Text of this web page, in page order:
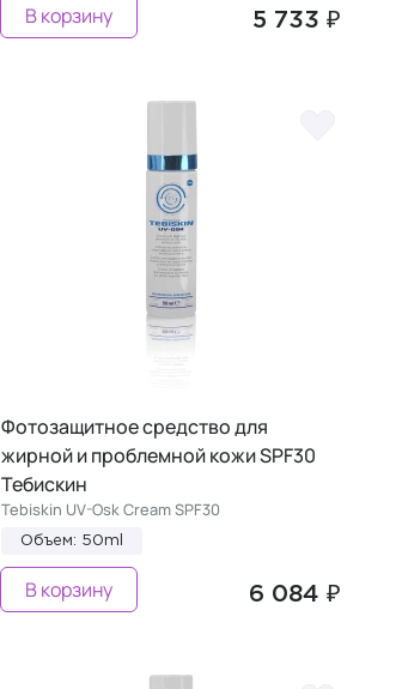
5 733 ₽
В корзину
Фотозащитное средство для
жирной и проблемной кожи SPF30
Тебискин
Tebiskin UV-Osk Cream SPF30
Объем: 50ml
6 084 ₽
В корзину